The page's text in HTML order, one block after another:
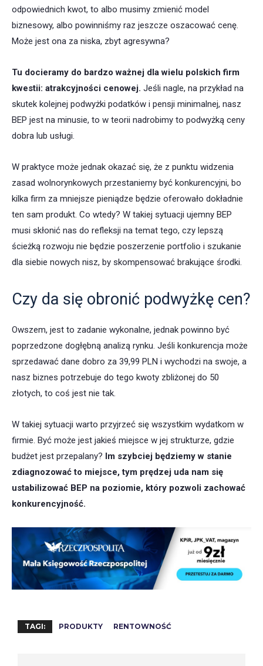
odpowiednich kwot, to albo musimy zmienić model
biznesowy, albo powinniśmy raz jeszcze oszacować cenę.
Może jest ona za niska, zbyt agresywna?
Tu docieramy do bardzo ważnej dla wielu polskich firm
kwestii: atrakcyjności cenowej. Jeśli nagle, na przykład na
skutek kolejnej podwyżki podatków i pensji minimalnej, nasz
BEP jest na minusie, to w teorii nadrobimy to podwyżką ceny
dobra lub usługi.
W praktyce może jednak okazać się, że z punktu widzenia
zasad wolnorynkowych przestaniemy być konkurencyjni, bo
kilka firm za mniejsze pieniądze będzie oferowało dokładnie
ten sam produkt. Co wtedy? W takiej sytuacji ujemny BEP
musi skłonić nas do refleksji na temat tego, czy lepszą
ścieżką rozwoju nie będzie poszerzenie portfolio i szukanie
dla siebie nowych nisz, by skompensować brakujące środki.
Czy da się obronić podwyżkę cen?
Owszem, jest to zadanie wykonalne, jednak powinno być
poprzedzone dogłębną analizą rynku. Jeśli konkurencja może
sprzedawać dane dobro za 39,99 PLN i wychodzi na swoje, a
nasz biznes potrzebuje do tego kwoty zbliżonej do 50
złotych, to coś jest nie tak.
W takiej sytuacji warto przyjrzeć się wszystkim wydatkom w
firmie. Być może jest jakieś miejsce w jej strukturze, gdzie
budżet jest przepalany? Im szybciej będziemy w stanie
zdiagnozować to miejsce, tym prędzej uda nam się
ustabilizować BEP na poziomie, który pozwoli zachować
konkurencyjność.
TAGI: PRODUKTY RENTOWNOŚĆ